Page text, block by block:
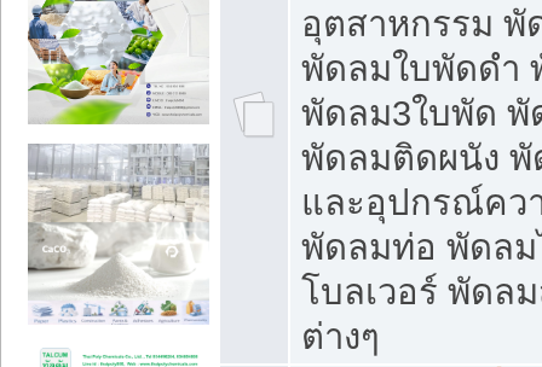
อุตสาหกรรม
พัดลมใบพัดดำ
พัดลม3ใบพัด พั
พัดลมติดผนัง
และอุปกรณ์คว
พัดลมท่อ พัดลม
โบลเวอร์ พัดล
ต่างๆ